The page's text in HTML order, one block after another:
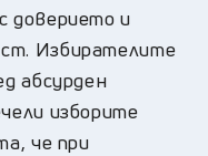
доверието и
Избирателите
абсурден
изборите
че при